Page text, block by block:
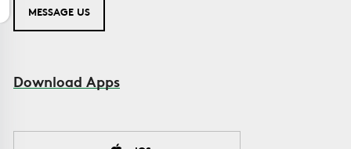
MESSAGE US
Download Apps